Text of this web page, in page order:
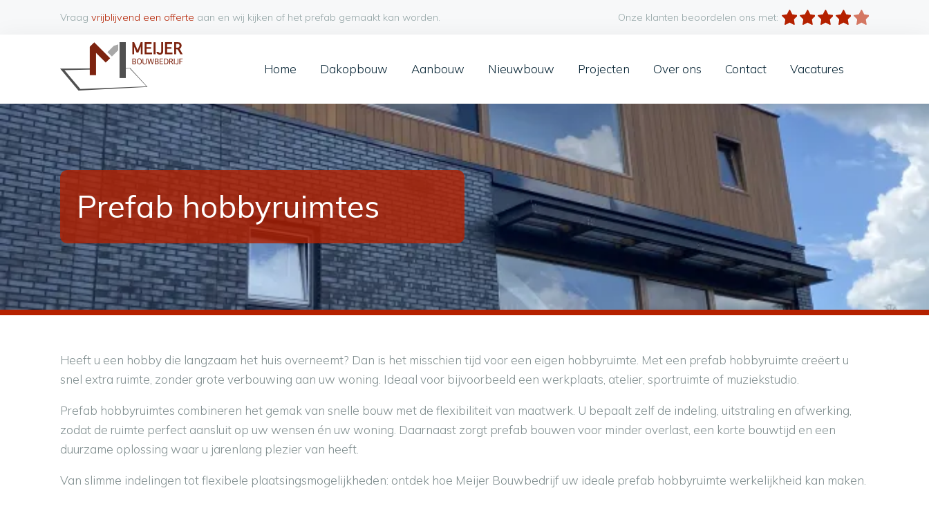
Vraag vrijblijvend een offerte aan en wij kijken of het prefab gemaakt kan worden. Onze klanten beoordelen ons met:
Home Dakopbouw Aanbouw Nieuwbouw Projecten Over ons Contact Vacatures
Prefab hobbyruimtes
Heeft u een hobby die langzaam het huis overneemt? Dan is het misschien tijd voor een eigen hobbyruimte. Met een prefab hobbyruimte creëert u
snel extra ruimte, zonder grote verbouwing aan uw woning. Ideaal voor bijvoorbeeld een werkplaats, atelier, sportruimte of muziekstudio.
Prefab hobbyruimtes combineren het gemak van snelle bouw met de flexibiliteit van maatwerk. U bepaalt zelf de indeling, uitstraling en afwerking,
zodat de ruimte perfect aansluit op uw wensen én uw woning. Daarnaast zorgt prefab bouwen voor minder overlast, een korte bouwtijd en een
duurzame oplossing waar u jarenlang plezier van heeft.
Van slimme indelingen tot flexibele plaatsingsmogelijkheden: ontdek hoe Meijer Bouwbedrijf uw ideale prefab hobbyruimte werkelijkheid kan maken.